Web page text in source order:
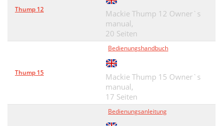
Thump 12
Mackie Thump 12 Owner`s
manual,
20 Seiten
Thump 15
Bedienungshandbuch
Mackie Thump 15 Owner`s
manual,
17 Seiten
Bedienungsanleitung